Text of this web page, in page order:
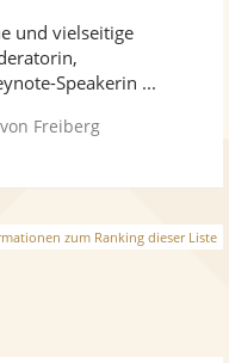
und vielseitige
Speakerin ...
Freiberg
zum Ranking dieser Liste